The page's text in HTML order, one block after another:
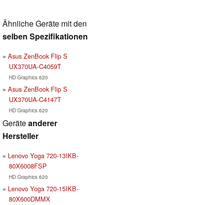
Ähnliche Geräte mit den
selben Spezifikationen
Asus ZenBook Flip S
UX370UA-C4059T
HD Graphics 620
Asus ZenBook Flip S
UX370UA-C4147T
HD Graphics 620
Geräteanderer
Hersteller
Lenovo Yoga 720-13IKB-
80X6008FSP
HD Graphics 620
Lenovo Yoga 720-15IKB-
80X600DMMX